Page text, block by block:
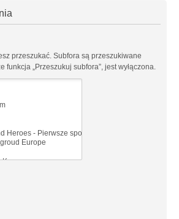
przeszukać. Subfora są przeszukiwane
funkcja „Przeszukuj subfora”, jest wyłączona.